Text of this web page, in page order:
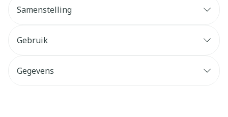
Samenstelling
Gebruik
Gegevens